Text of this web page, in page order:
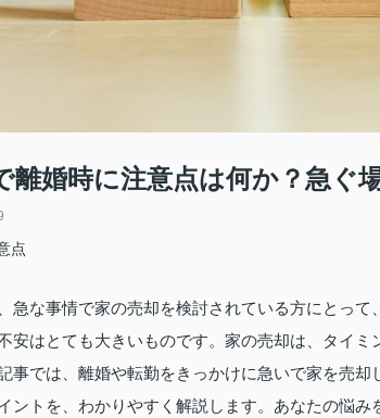
離婚時に注意点は何か？急ぐ
点
急な事情で家の売却を検討されている方にとっ
安はとても大きいものです。家の売却は、タイ
事では、離婚や転勤をきっかけに急いで家を売
ントを、わかりやすく解説します。あなたの悩